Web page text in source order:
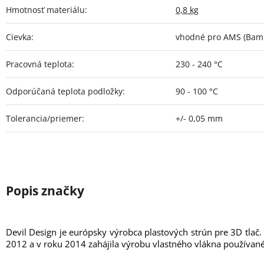
Hmotnosť materiálu: 0,8 kg
Cievka: vhodné pro AMS
Pracovná teplota: 230 - 240 °C
Odporúčaná teplota podložky: 90 - 100 °C
Tolerancia/priemer: +/- 0,05 mm
Devil Design je európsky výrobca plastových strún pre 3D
2012 a v roku 2014 zahájila výrobu vlastného vlákna